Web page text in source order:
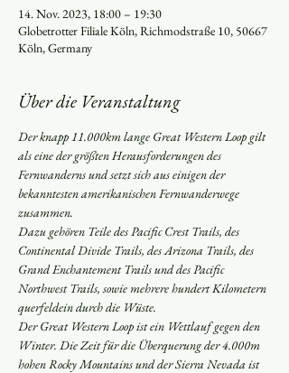
14. Nov. 2023, 18:00 – 19:30
Globetrotter Filiale Köln, Richmodstraße 10, 50667
Köln, Germany
Über die Veranstaltung
Der knapp 11.000km lange Great Western Loop gilt
als eine der größten Herausforderungen des
Fernwanderns und setzt sich aus einigen der
bekanntesten amerikanischen Fernwanderwege
zusammen.
Dazu gehören Teile des Pacific Crest Trails, des
Continental Divide Trails, des Arizona Trails, des
Grand Enchantement Trails und des Pacific
Northwest Trails, sowie mehrere hundert Kilometern
querfeldein durch die Wüste.
Der Great Western Loop ist ein Wettlauf gegen den
Winter. Die Zeit für die Überquerung der 4.000m
hohen Rocky Mountains und der Sierra Nevada ist